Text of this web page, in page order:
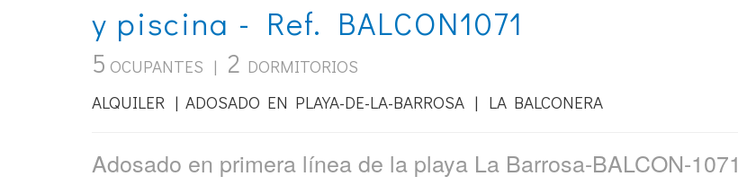
y piscina - Ref. BALCON1071
5 OCUPANTES | 2 DORMITORIOS
ALQUILER | ADOSADO EN PLAYA-DE-LA-BARROSA | LA BALCONERA
Adosado en primera línea de la playa La Barrosa-BALCON-1071